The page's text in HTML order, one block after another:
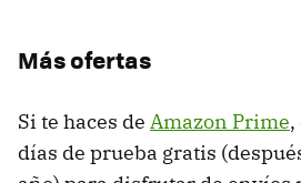
Más ofertas
Si te haces de Amazon Prime,
días de prueba gratis